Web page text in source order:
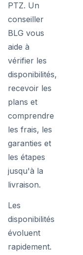
PTZ. Un
conseiller
BLG vous
aide à
vérifier les
disponibilités,
recevoir les
plans et
comprendre
les frais, les
garanties et
les étapes
jusqu'à la
livraison.
Les
disponibilités
évoluent
rapidement.